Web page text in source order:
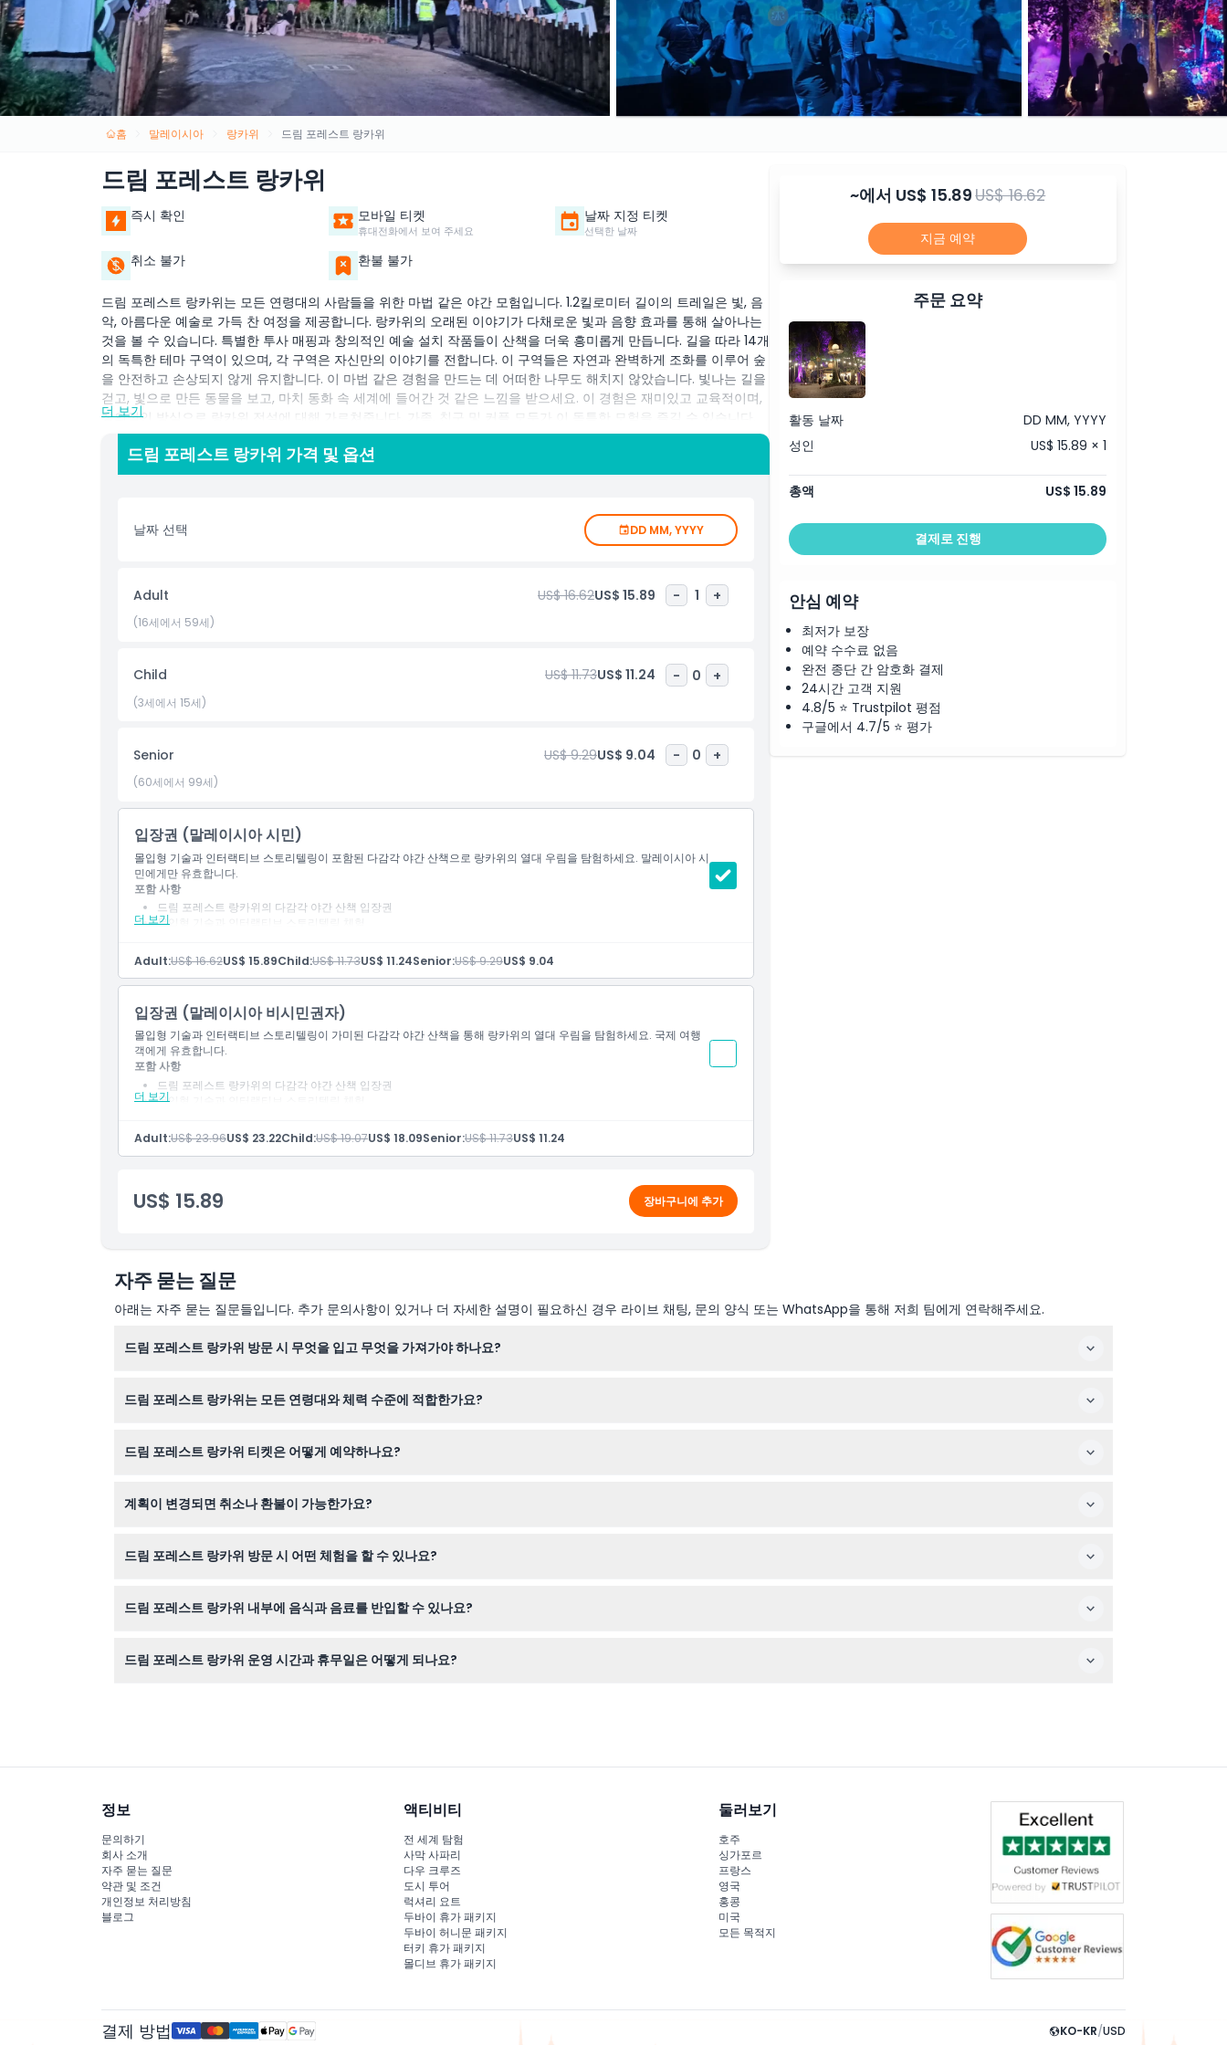
홈 말레이시아 랑카위 드림 포레스트 랑카위
드림 포레스트 랑카위
즉시 확인 모바일 티켓
휴대전화에서 보여 주세요
날짜 지정 티켓
선택한 날짜
취소 불가 환불 불가
드림 포레스트 랑카위는 모든 연령대의 사람들을 위한 마법 같은 야간 모험입니다. 1.2킬로미터 길이의 트레일은 빛, 음
악, 아름다운 예술로 가득 찬 여정을 제공합니다. 랑카위의 오래된 이야기가 다채로운 빛과 음향 효과를 통해 살아나는
것을 볼 수 있습니다. 특별한 투사 매핑과 창의적인 예술 설치 작품들이 산책을 더욱 흥미롭게 만듭니다. 길을 따라 14개
의 독특한 테마 구역이 있으며, 각 구역은 자신만의 이야기를 전합니다. 이 구역들은 자연과 완벽하게 조화를 이루어 숲
을 안전하고 손상되지 않게 유지합니다. 이 마법 같은 경험을 만드는 데 어떠한 나무도 해치지 않았습니다. 빛나는 길을
걷고, 빛으로 만든 동물을 보고, 마치 동화 속 세계에 들어간 것 같은 느낌을 받으세요. 이 경험은 재미있고 교육적이며,
창의적인 방식으로 랑카위 전설에 대해 가르쳐줍니다. 가족, 친구 및 커플 모두가 이 독특한 모험을 즐길 수 있습니다.
랑카위에서 마법 같고 잊지 못할 무언가를 찾는 사람들에게 꼭 방문해야 할 명소입니다.
아동 성인 정책
적합하지 않은 대상
운영 시간
알아야 할 사항
위치
교환 방법
복장 규정
취소 정책
더 보기
드림 포레스트 랑카위 가격 및 옵션
날짜 선택 DD MM, YYYY
Adult US$ 16.62US$ 15.89 - 1 +
(16세에서 59세)
Child US$ 11.73US$ 11.24 - 0 +
(3세에서 15세)
Senior US$ 9.29US$ 9.04 - 0 +
(60세에서 99세)
입장권 (말레이시아 시민)
몰입형 기술과 인터랙티브 스토리텔링이 포함된 다감각 야간 산책으로 랑카위의 열대 우림을 탐험하세요. 말레이시아 시
민에게만 유효합니다.
더 보기
포함 사항
드림 포레스트 랑카위의 다감각 야간 산책 입장권
몰입형 기술과 인터랙티브 스토리텔링 체험
국제 여행자(또는 옵션에 따라 말레이시아 시민) 유효
Adult:US$ 16.62US$ 15.89Child:US$ 11.73US$ 11.24Senior:US$ 9.29US$ 9.04
입장권 (말레이시아 비시민권자)
몰입형 기술과 인터랙티브 스토리텔링이 가미된 다감각 야간 산책을 통해 랑카위의 열대 우림을 탐험하세요. 국제 여행
객에게 유효합니다.
더 보기
포함 사항
드림 포레스트 랑카위의 다감각 야간 산책 입장권
몰입형 기술과 인터랙티브 스토리텔링 체험
국제 여행자(또는 옵션에 따라 말레이시아 시민) 유효
Adult:US$ 23.96US$ 23.22Child:US$ 19.07US$ 18.09Senior:US$ 11.73US$ 11.24
US$ 15.89 장바구니에 추가
~에서 US$ 15.89US$ 16.62
지금 예약
주문 요약
활동 날짜
DD MM, YYYY
성인
US$ 15.89 × 1
총액 US$ 15.89
결제로 진행
안심 예약
최저가 보장
예약 수수료 없음
완전 종단 간 암호화 결제
24시간 고객 지원
4.8/5 ⭐ Trustpilot 평점
구글에서 4.7/5 ⭐ 평가
자주 묻는 질문
아래는 자주 묻는 질문들입니다. 추가 문의사항이 있거나 더 자세한 설명이 필요하신 경우 라이브 채팅, 문의 양식 또는 WhatsApp을 통해 저희 팀에게 연락해주세요.
드림 포레스트 랑카위 방문 시 무엇을 입고 무엇을 가져가야 하나요?
드림 포레스트 랑카위는 모든 연령대와 체력 수준에 적합한가요?
드림 포레스트 랑카위 티켓은 어떻게 예약하나요?
계획이 변경되면 취소나 환불이 가능한가요?
드림 포레스트 랑카위 방문 시 어떤 체험을 할 수 있나요?
지 운영됩니다.
드림 포레스트 랑카위 내부에 음식과 음료를 반입할 수 있나요?
드림 포레스트 랑카위 운영 시간과 휴무일은 어떻게 되나요?
정보
문의하기
회사 소개
자주 묻는 질문
약관 및 조건
개인정보 처리방침
블로그
액티비티
전 세계 탐험
사막 사파리
다우 크루즈
도시 투어
럭셔리 요트
두바이 휴가 패키지
두바이 허니문 패키지
터키 휴가 패키지
몰디브 휴가 패키지
둘러보기
호주
싱가포르
프랑스
영국
홍콩
미국
모든 목적지
결제 방법 KO-KR/USD